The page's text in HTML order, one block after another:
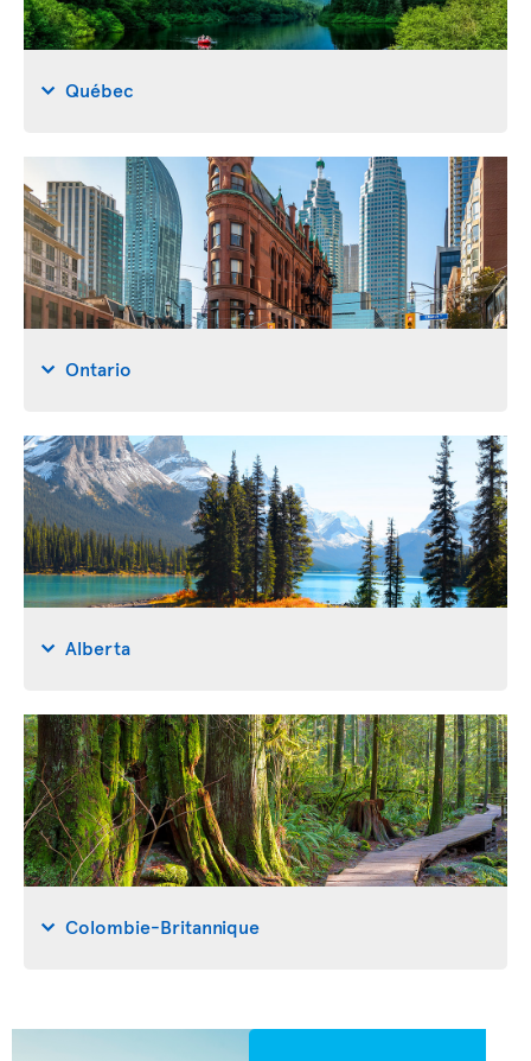
Québec
Ontario
Alberta
Colombie-Britannique